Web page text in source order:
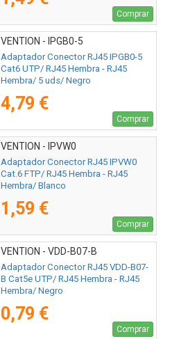
Comprar
VENTION - IPGB0-5
Adaptador Conector RJ45 IPGB0-5
Cat6 UTP/ RJ45 Hembra - RJ45
Hembra/ 5 uds/ Negro
4,79 €
Comprar
VENTION - IPVW0
Adaptador Conector RJ45 IPVW0
Cat.6 FTP/ RJ45 Hembra - RJ45
Hembra/ Blanco
1,59 €
Comprar
VENTION - VDD-B07-B
Adaptador Conector RJ45 VDD-B07-
B Cat5e UTP/ RJ45 Hembra - RJ45
Hembra/ Negro
0,79 €
Comprar